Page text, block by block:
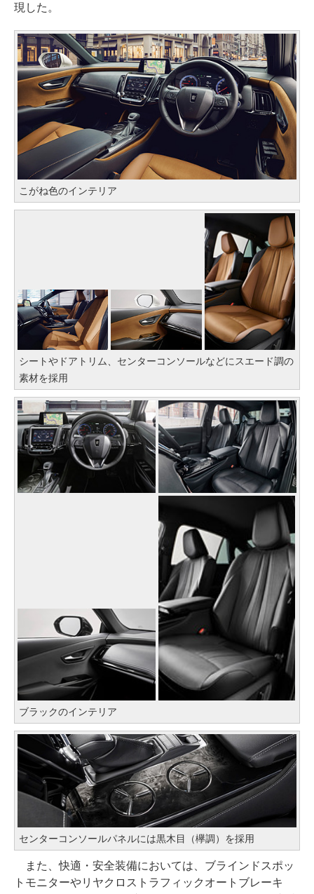
現した。
こがね色のインテリア
シートやドアトリム、センターコンソールなどにスエード調の
素材を採用
ブラックのインテリア
センターコンソールパネルには黒木目（欅調）を採用
また、快適・安全装備においては、ブラインドスポッ
トモニターやリヤクロストラフィックオートブレーキ